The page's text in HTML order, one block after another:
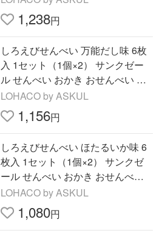
1,238円
しろえびせんべい 万能だし味 6枚
入 1セット（1個×2） サンクゼー
ル せんべい おかき おせんべい 煎
餅 個包装
LOHACO by ASKUL
1,156円
しろえびせんべい ほたるいか味 6
枚入 1セット（1個×2） サンクゼ
ール せんべい おかき おせんべい
煎餅 個包装
LOHACO by ASKUL
1,080円